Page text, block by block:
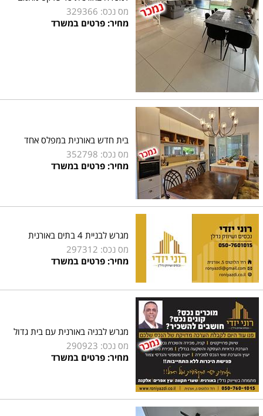
מס נכס: 329366
מחיר: פרטים במשרד
בית חדש באורנית במפלס אחד
מס נכס: 352798
מחיר: פרטים במשרד
מגרש לבניית 4 בתים באורנית
מס נכס: 297312
מחיר: פרטים במשרד
מגרש לבניה באורנית עם בית גדול
מס נכס: 290923
מחיר: פרטים במשרד